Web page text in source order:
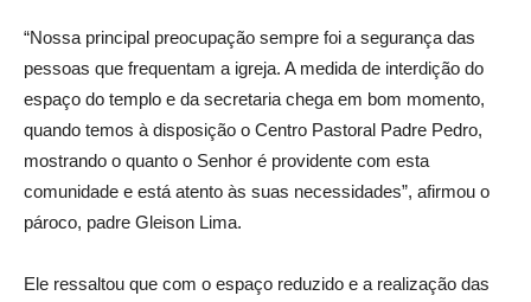
“Nossa principal preocupação sempre foi a segurança das
pessoas que frequentam a igreja. A medida de interdição do
espaço do templo e da secretaria chega em bom momento,
quando temos à disposição o Centro Pastoral Padre Pedro,
mostrando o quanto o Senhor é providente com esta
comunidade e está atento às suas necessidades”, afirmou o
pároco, padre Gleison Lima.
Ele ressaltou que com o espaço reduzido e a realização das